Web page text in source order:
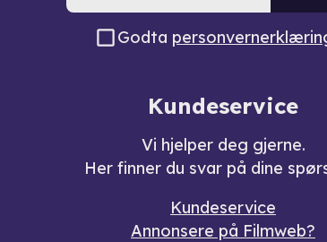
Godta
Kundeservice
Vi hjelper deg gjerne.
Her finner du svar på dine
Kundeservice
Annonsere på Filmweb?